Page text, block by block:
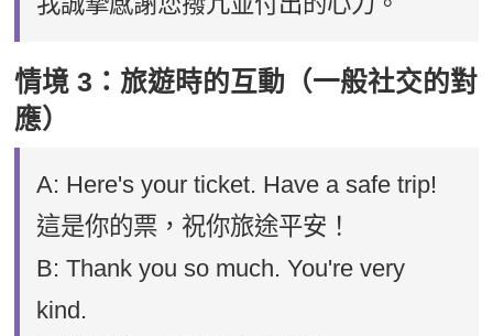
情境 3：旅遊時的互動（一般社交的對
應）
A: Here's your ticket. Have a safe trip!
這是你的票，祝你旅途平安！
B: Thank you so much. You're very
kind.